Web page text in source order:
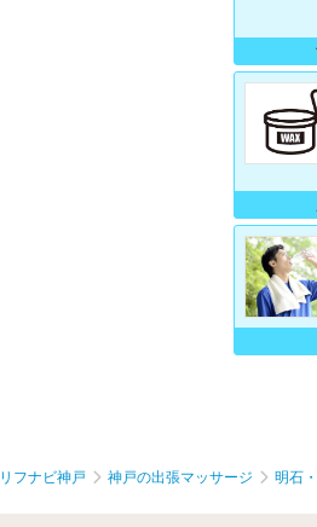
リフナビ神戸 神戸の出張マッサージ 明石